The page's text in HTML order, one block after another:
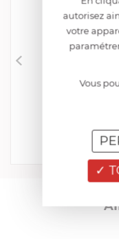
Acheter
autorisez
votre
Vous